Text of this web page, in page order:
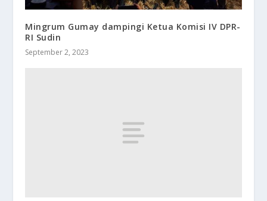
Mingrum Gumay dampingi Ketua Komisi IV DPR-
RI Sudin
September 2, 2023